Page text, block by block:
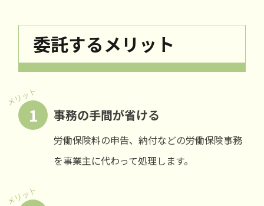
委託するメリット
1
メリット
事務の手間が省ける
労働保険料の申告、納付などの労働保険事務
を事業主に代わって処理します。
メリット